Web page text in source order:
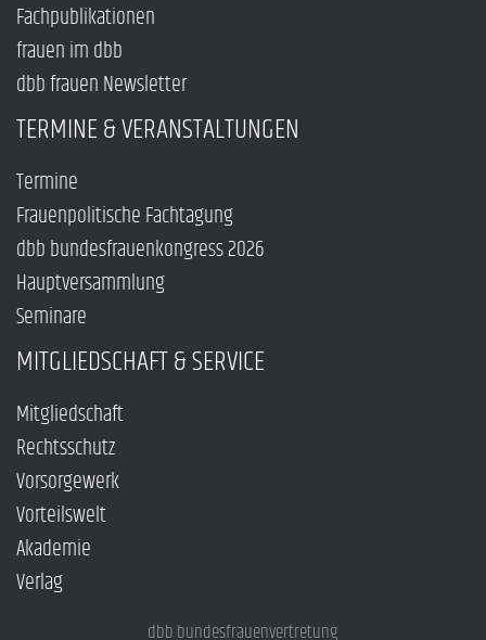
Fachpublikationen
frauen im dbb
dbb frauen Newsletter
TERMINE & VERANSTALTUNGEN
Termine
Frauenpolitische Fachtagung
dbb bundesfrauenkongress 2026
Hauptversammlung
Seminare
MITGLIEDSCHAFT & SERVICE
Mitgliedschaft
Rechtsschutz
Vorsorgewerk
Vorteilswelt
Akademie
Verlag
dbb bundesfrauenvertretung